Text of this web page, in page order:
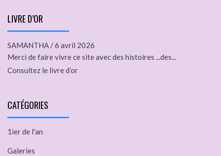
LIVRE D’OR
SAMANTHA /6 avril 2026
Merci de faire vivre ce site avec des histoires ...des...
Consultez le livre d’or
CATÉGORIES
1ier de l'an
Galeries